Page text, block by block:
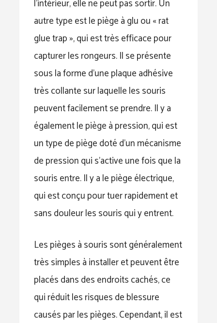
l’intérieur, elle ne peut pas sortir. Un
autre type est le piège à glu ou « rat
glue trap », qui est très efficace pour
capturer les rongeurs. Il se présente
sous la forme d’une plaque adhésive
très collante sur laquelle les souris
peuvent facilement se prendre. Il y a
également le piège à pression, qui est
un type de piège doté d’un mécanisme
de pression qui s’active une fois que la
souris entre. Il y a le piège électrique,
qui est conçu pour tuer rapidement et
sans douleur les souris qui y entrent.
Les pièges à souris sont généralement
très simples à installer et peuvent être
placés dans des endroits cachés, ce
qui réduit les risques de blessure
causés par les pièges. Cependant, il est